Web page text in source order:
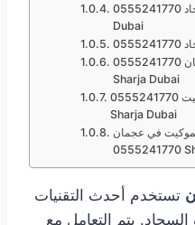
شركة غسيل الموكيت والسجاد 0555241770 Sharja
Dubai
شركة نظافة السجاد في عجمان 0555241770
Sharja Dubai
سعر تنظيف وغسيل السجاد والموكيت 0555241770
Sharja Dubai
في عجمان
تستخدم أحدث التقنيات
يتم التعامل مع